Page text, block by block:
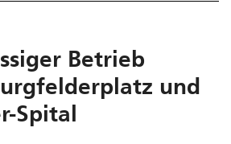
Betrieb
und
Spital